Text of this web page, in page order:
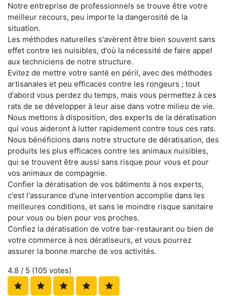
Notre entreprise de professionnels se trouve être votre
meilleur recours, peu importe la dangerosité de la
situation.
Les méthodes naturelles s'avèrent être bien souvent sans
effet contre les nuisibles, d'où la nécessité de faire appel
aux techniciens de notre structure.
Evitez de mettre votre santé en péril, avec des méthodes
artisanales et peu efficaces contre les rongeurs ; tout
d'abord vous perdez du temps, mais vous permettez à ces
rats de se développer à leur aise dans votre milieu de vie.
Nous mettons à disposition, des experts de la dératisation
qui vous aideront à lutter rapidement contre tous ces rats.
Nous bénéficions dans notre structure de dératisation, des
produits les plus efficaces contre les animaux nuisibles,
qui se trouvent être aussi sans risque pour vous et pour
vos animaux de compagnie.
Confier la dératisation de vos bâtiments à nos experts,
c'est l'assurance d'une intervention accomplie dans les
meilleures conditions, et sans le moindre risque sanitaire
pour vous ou bien pour vos proches.
Confiez la dératisation de votre bar-restaurant ou bien de
votre commerce à nos dératiseurs, et vous pourrez
assurer la bonne marche de vos activités.
4.8 / 5 (105 votes)